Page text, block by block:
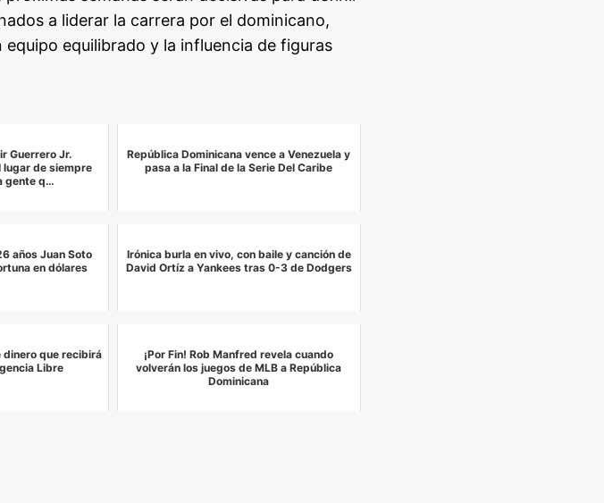
a liderar la carrera por el dominicano,
equilibrado y la influencia de figuras
Guerrero Jr.
lugar de siempre
gente q…
República Dominicana vence a Venezuela y
pasa a la Final de la Serie Del Caribe
años Juan Soto
en dólares
Irónica burla en vivo, con baile y canción de
David Ortíz a Yankees tras 0-3 de Dodgers
dinero que recibirá
Libre
¡Por Fin! Rob Manfred revela cuando
volverán los juegos de MLB a República
Dominicana